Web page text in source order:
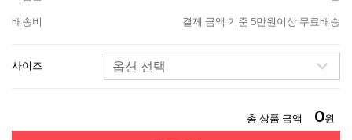
배송비 결제 금액 기준 5만원이상 무료배송
사이즈
총 상품 금액 0원